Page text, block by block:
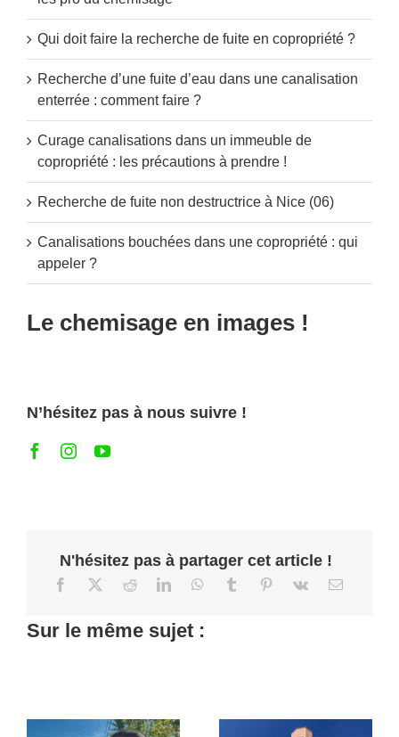
Qui doit faire la recherche de fuite en copropriété ?
Recherche d’une fuite d’eau dans une canalisation
enterrée : comment faire ?
Curage canalisations dans un immeuble de
copropriété : les précautions à prendre !
Recherche de fuite non destructrice à Nice (06)
Canalisations bouchées dans une copropriété : qui
appeler ?
Le chemisage en images !
N’hésitez pas à nous suivre !
N'hésitez pas à partager cet article !
Sur le même sujet :
Tout savoir sur
chemisage
copropriété